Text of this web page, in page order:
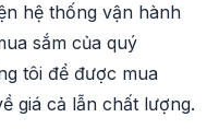
hệ thống vận hành
sắm của quý
tôi để được mua
giá cả lẫn chất lượng.